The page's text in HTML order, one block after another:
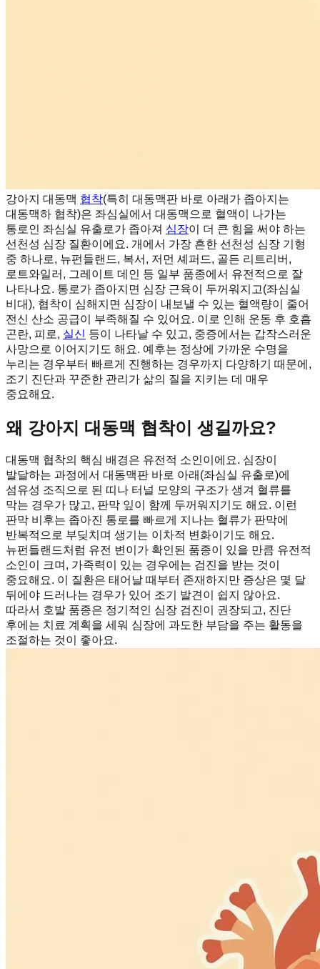
강아지 대동맥 협착(특히 대동맥판 바로 아래가 좁아지는
대동맥하 협착)은 좌심실에서 대동맥으로 혈액이 나가는
통로인 좌심실 유출로가 좁아져 심장이 더 큰 힘을 써야 하는
선천성 심장 질환이에요. 개에서 가장 흔한 선천성 심장 기형
중 하나로, 뉴펀들랜드, 복서, 저먼 셰퍼드, 골든 리트리버,
로트와일러, 그레이트 데인 등 일부 품종에서 유전적으로 잘
나타나요. 통로가 좁아지면 심장 근육이 두꺼워지고(좌심실
비대), 협착이 심해지면 심장이 내보낼 수 있는 혈액량이 줄어
전신 산소 공급이 부족해질 수 있어요. 이로 인해 운동 후 호흡
곤란, 피로, 실신 등이 나타날 수 있고, 중증에서는 갑작스러운
사망으로 이어지기도 해요. 예후는 정상에 가까운 수명을
누리는 경우부터 빠르게 진행하는 경우까지 다양하기 때문에,
조기 진단과 꾸준한 관리가 삶의 질을 지키는 데 매우
중요해요.
왜 강아지 대동맥 협착이 생길까요?
대동맥 협착의 핵심 배경은 유전적 소인이에요. 심장이
발달하는 과정에서 대동맥판 바로 아래(좌심실 유출로)에
섬유성 조직으로 된 띠나 터널 모양의 구조가 생겨 혈류를
막는 경우가 많고, 판막 잎이 함께 두꺼워지기도 해요. 이런
판막 비후는 좁아진 통로를 빠르게 지나는 혈류가 판막에
반복적으로 부딪치며 생기는 이차적 변화이기도 해요.
뉴펀들랜드처럼 유전 변이가 확인된 품종이 있을 만큼 유전적
소인이 크며, 가족력이 있는 경우에는 검진을 받는 것이
중요해요. 이 질환은 태어날 때부터 존재하지만 증상은 몇 달
뒤에야 드러나는 경우가 있어 조기 발견이 쉽지 않아요.
따라서 호발 품종은 정기적인 심장 검진이 권장되고, 진단
후에는 치료 계획을 세워 심장에 과도한 부담을 주는 활동을
조절하는 것이 좋아요.